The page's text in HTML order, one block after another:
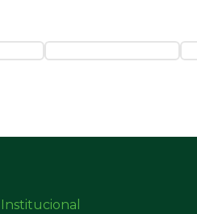
Institucional